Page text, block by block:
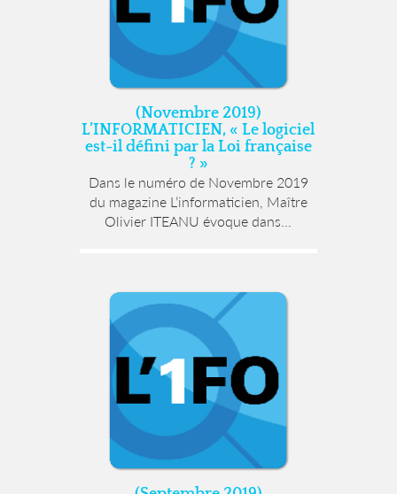
(Novembre 2019)
L’INFORMATICIEN, « Le logiciel
est-il défini par la Loi française
? »
Dans le numéro de Novembre 2019
du magazine L’informaticien, Maître
Olivier ITEANU évoque dans...